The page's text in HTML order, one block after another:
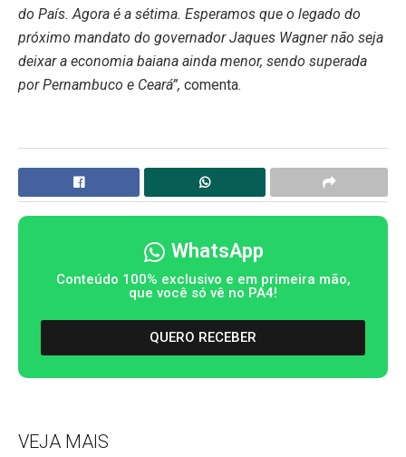
do País. Agora é a sétima. Esperamos que o legado do
próximo mandato do governador Jaques Wagner não seja
deixar a economia baiana ainda menor, sendo superada
por Pernambuco e Ceará”, comenta.
WhatsApp
Conteúdo 100% exclusivo e em primeira mão,
que você só vê no PA4!
QUERO RECEBER
VEJA MAIS